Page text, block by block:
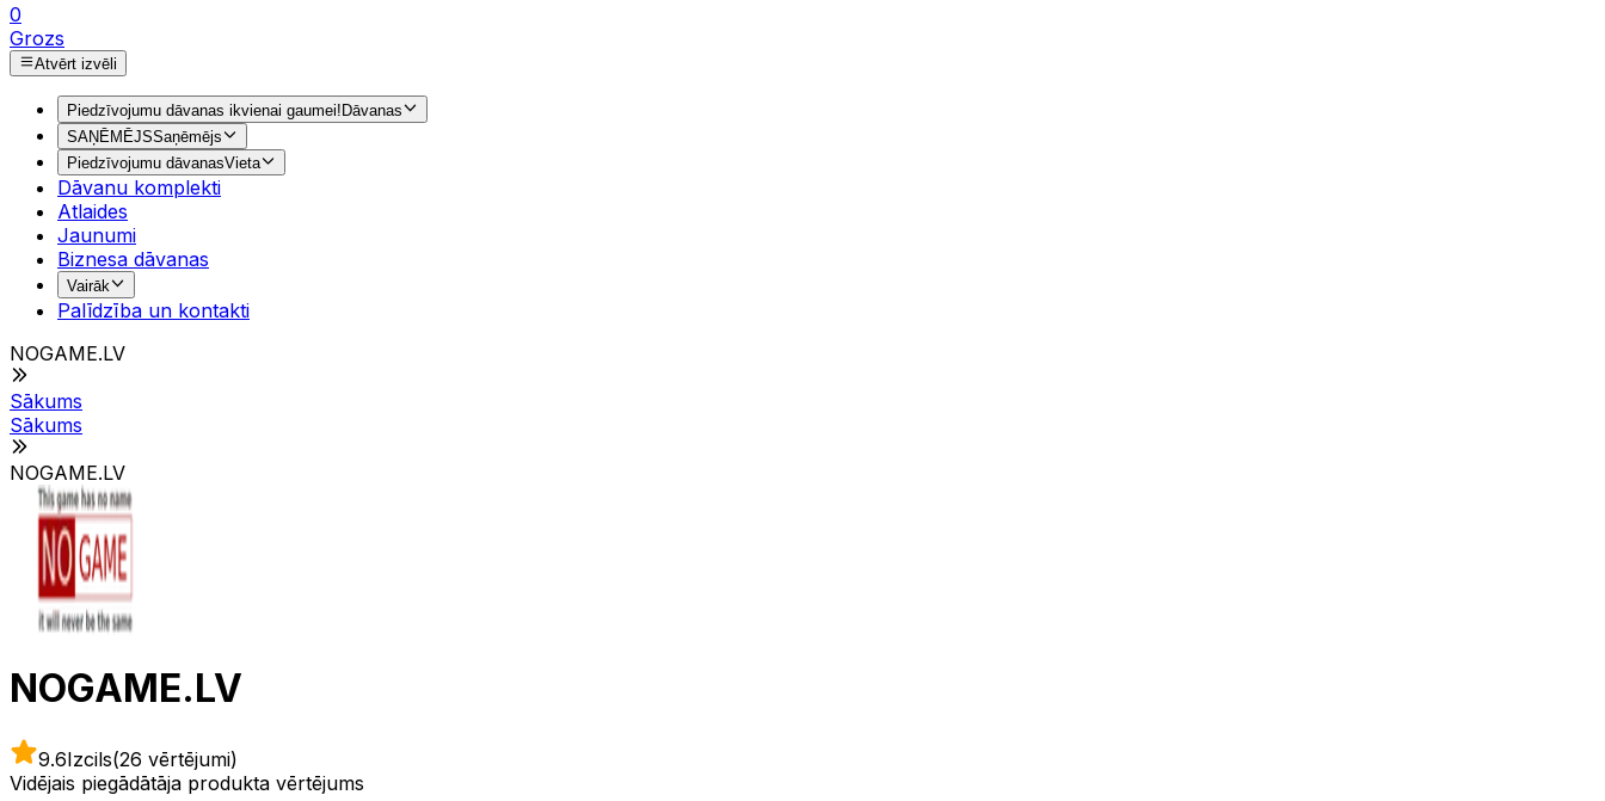
0
Grozs
Atvērt izvēli
Piedzīvojumu dāvanas ikvienai gaumei!Dāvanas
SAŅĒMĒJSSaņēmējs
Piedzīvojumu dāvanasVieta
Dāvanu komplekti
Atlaides
Jaunumi
Biznesa dāvanas
Vairāk
Palīdzība un kontakti
NOGAME.LV
Sākums
Sākums
NOGAME.LV
NOGAME.LV
9.6Izcils(26 vērtējumi)
Vidējais piegādātāja produkta vērtējums